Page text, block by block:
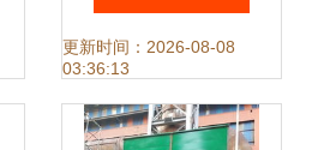
广告的高效投放策
略与技术服务赋能
更新时间：2026-08-08
03:36:13